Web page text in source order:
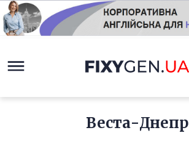
Веста-Днепр